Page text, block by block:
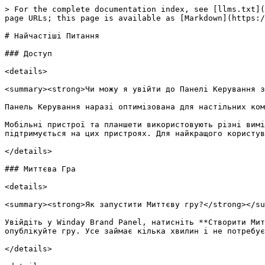
> For the complete documentation index, see [llms.txt](https://help.winday.co/llms.txt). Markdown versions of documentation pages are available by appending `.md` to page URLs; this page is available as [Markdown](https://help.winday.co/ua/pitannya-ta-video-instrukciyi/naichastishi-pitannya.md).

# Найчастіші Питання

### Доступ

<details>

<summary><strong>Чи можу я увійти до Панелі Керування з мобільних пристрою та планшета?</strong></summary>

Панель Керування наразі оптимізована для настільних комп’ютерів та ноутбуків, з мінімальною роздільною здатністю 1280 пікселів завширшки.

Мобільні пристрої та планшети використовують різні вимірювання роздільної здатності екрана (точки замість візуалізованих пікселів), тому Панель бренду не підтримується на цих пристроях. Для найкращого користувацького досвіду, будь ласка, відкрийте Панель бренду на настільному комп’ютері або ноутбуці.

</details>

### Миттєва Гра

<details>

<summary><strong>Як запустити Миттєву гру?</strong></summary>

Увійдіть у Winday Brand Panel, натисніть **Створити Миттєву Гру**, оберіть механіку гри, завантажте логотип, налаштуйте пропозицію та параметри винагороди — і опублікуйте гру. Усе займає кілька хвилин і не потребує кодування.

</details>

<details>

<summary><strong>Які типи винагород можна роздавати через гру?</strong></summary>

Коди знижок, промокоди, безкоштовна доставка, пакетні пропозиції або будь-які інші види винагород — навіть фізичні товари.

</details>

<details>

<summary><strong>Чи можна налаштувати дизайн гри під мій бренд?</strong></summary>

Так. Ви можете додати логотип, фонове зображення, фірмові кольори та тексти.

</details>

<details>

<summary><strong>Що робити, якщо мені не підходять наявні шаблони гри або дизайн?</strong></summary>

Зв’яжіться з нами будь-яким зручним способом. Ми можемо створити **індивідуальну тему гри**, **нову ігрову механіку** або реалізувати інші нестандартні рішення під ваші потреби.

</details>

<details>

<summary><strong>Де я можу опублікувати гру?</strong></summary>

Гру можна опублікувати за посиланням, вбудувати на сайт або у мобільний додаток, підключити до власного домену, поширити QR-код або опублікувати до Winday Club для органічного охоплення.

</details>

<details>

<summary><strong>Чи уповільнить веб-плагін Winday роботу мого веб-сайту?</strong></summary>

Веб-плагін Winday оптимізовано для мінімізації його впливу на продуктивність вашого веб-сайту. Однак, якщо у вас веб-сайт з високим трафіком, рекомендується проконсультуватися з нашою командою, щоб переконатися, що плагін зможе обробити таку кількість запитів.

</details>

<details>

<summary><strong>Де розміщується гра?</strong></summary>

Усі ігри розміщуються на серверах Winday. Вам не потрібно нічого налаштовувати чи розгортати з технічного боку.

</details>

<details>

<summary><strong>Скільки кодів знижок я можу згенерувати або завантажити на одну гру?</strong></summary>

Ви можете завантажити або згенерувати до 100 000 кодів знижок на одну миттєву гру.

</details>

<details>

<summary><strong>Якщо я згенерую коди знижок, як клієнти можуть використовувати їх на моєму веб-сайті?</strong></summary>

Під час створення миттєвої гри згенеруйте коди знижок, завантажте їх у свою CRM-систему, щоб